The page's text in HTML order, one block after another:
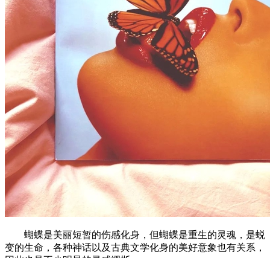
蝴蝶是美丽短暂的伤感化身，但蝴蝶是重生的灵魂，是蜕
变的生命，各种神话以及古典文学化身的美好意象也有关系，